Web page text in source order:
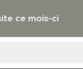
ce mois-ci